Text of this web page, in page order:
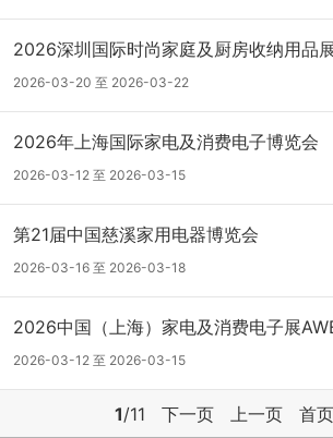
2026深圳国际时尚家庭及厨房收纳用品
2026-03-20 至 2026-03-22
2026年上海国际家电及消费电子博览会
2026-03-12 至 2026-03-15
第21届中国慈溪家用电器博览会
2026-03-16 至 2026-03-18
2026中国（上海）家电及消费电子展
2026-03-12 至 2026-03-15
1/11 下一页 上一页 首页